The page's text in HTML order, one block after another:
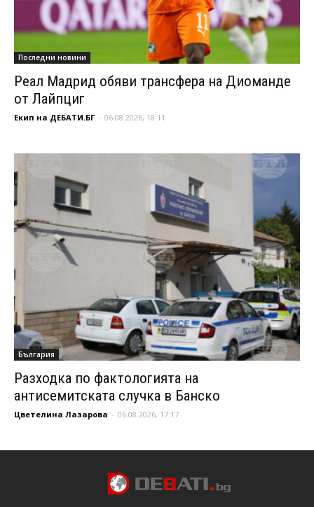
Последни новини
Реал Мадрид обяви трансфера на Диоманде
от Лайпциг
Екип на ДЕБАТИ.БГ - 06.08.2026, 18:11
България
Разходка по фактологията на
антисемитската случка в Банско
Цветелина Лазарова - 06.08.2026, 17:17